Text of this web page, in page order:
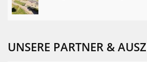
UNSERE PARTNER &